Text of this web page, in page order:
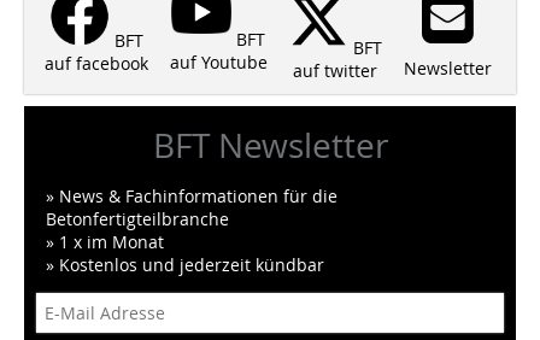
BFT
auf facebook
BFT
auf Youtube
BFT
auf twitter
Newsletter
BFT Newsletter
» News & Fachinformationen für die
Betonfertigteilbranche
» 1 x im Monat
» Kostenlos und jederzeit kündbar